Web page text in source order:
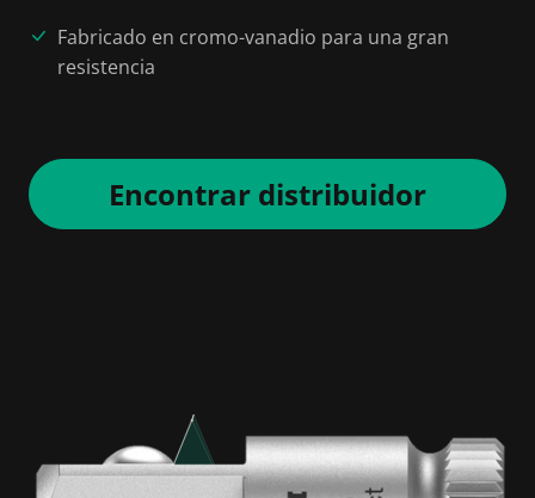
Fabricado en cromo-vanadio para una gran
resistencia
Encontrar distribuidor